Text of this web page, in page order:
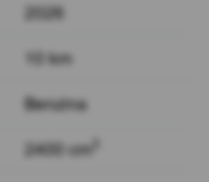
2026
10 km
Benzina
2400 cm